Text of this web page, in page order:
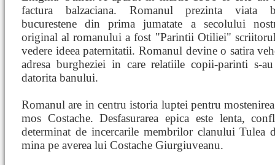
factura balzaciana. Romanul prezinta viata
bucurestene din prima jumatate a secolului
original al romanului a fost "Parintii Otiliei"
vedere ideea paternitatii. Romanul devine o satira
adresa burgheziei in care relatiile copii-parinti s-au
datorita banului.
Romanul are in centru istoria luptei pentru
mos Costache. Desfasurarea epica este lenta,
determinat de incercarile membrilor clanului Tulea
mina pe averea lui Costache Giurgiuveanu.